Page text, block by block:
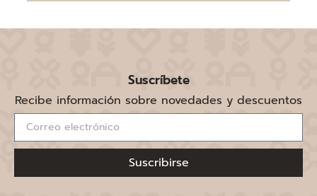
Suscríbete
Recibe información sobre novedades y descuentos
Suscribirse